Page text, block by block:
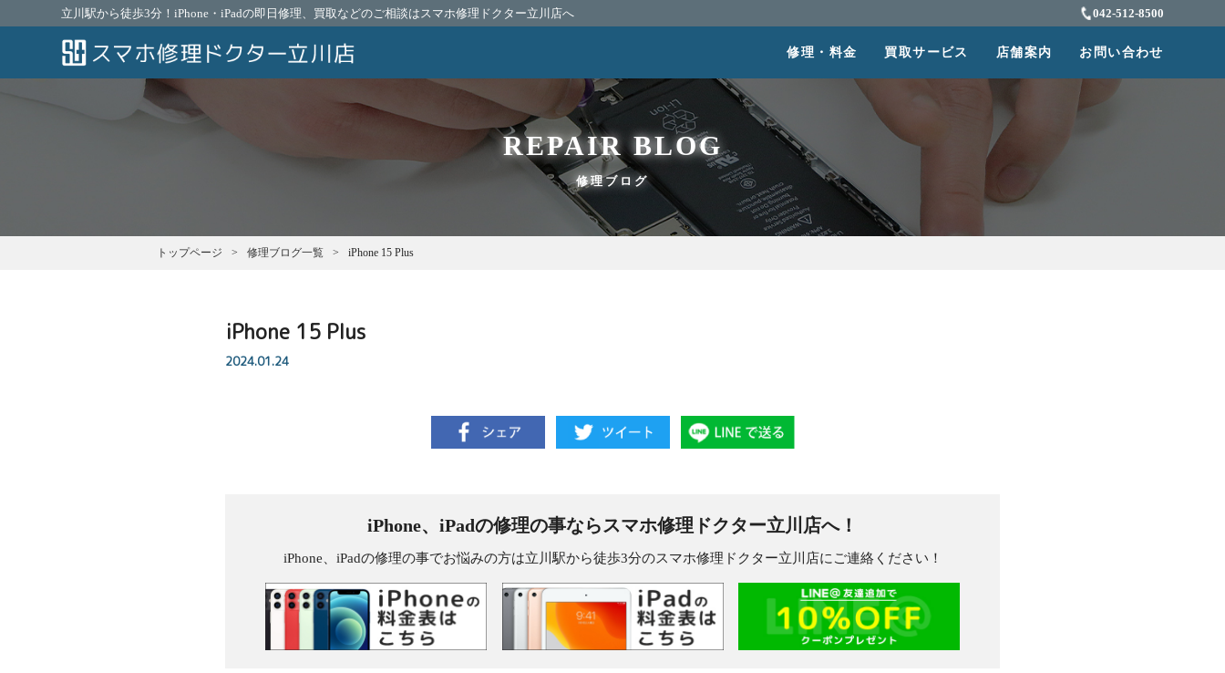
立川駅から徒歩3分！iPhone・iPadの即日修理、買取などのご相談はスマホ修理ドクター立川店へ 042-512-8500
修理・料金 買取サービス 店舗案内 お問い合わせ
REPAIR BLOG
修理ブログ
トップページ 修理ブログ一覧 iPhone 15 Plus
iPhone 15 Plus
2024.01.24
iPhone、iPadの修理の事ならスマホ修理ドクター立川店へ！
iPhone、iPadの修理の事でお悩みの方は立川駅から徒歩3分のスマホ修理ドクター立川店にご連絡ください！